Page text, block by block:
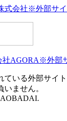
式会社※外部サ
社AGORA ※外部
いる外部サイ
ません。
AOBADAI.